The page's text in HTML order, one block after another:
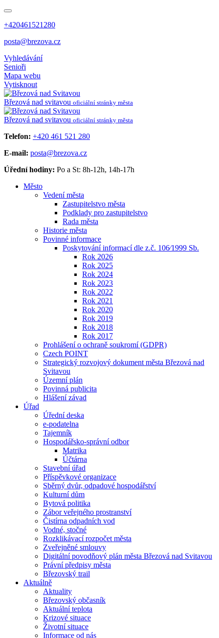
+420461521280
posta@brezova.cz
Vyhledávání
Senioři
Mapa webu
Vytisknout
Březová nad svitavou oficiální stránky města
Březová nad svitavou oficiální stránky města
Telefon: +420 461 521 280
E-mail: posta@brezova.cz
Úřední hodiny: Po a St: 8h-12h, 14h-17h
Město
Vedení města
Zastupitelstvo města
Podklady pro zastupitelstvo
Rada města
Historie města
Povinné informace
Poskytování informací dle z.č. 106⁄1999 Sb.
Rok 2026
Rok 2025
Rok 2024
Rok 2023
Rok 2022
Rok 2021
Rok 2020
Rok 2019
Rok 2018
Rok 2017
Prohlášení o ochraně soukromí (GDPR)
Czech POINT
Strategický rozvojový dokument města Březová nad
Svitavou
Územní plán
Povinná publicita
Hlášení závad
Úřad
Úřední deska
e-podatelna
Tajemník
Hospodářsko-správní odbor
Matrika
Účtárna
Stavební úřad
Příspěvkové organizace
Sběrný dvůr, odpadové hospodářství
Kulturní dům
Bytová politika
Zábor veřejného prostranství
Čistírna odpadních vod
Vodné, stočné
Rozklikávací rozpočet města
Zveřejněné smlouvy
Digitální povodňový plán města Březová nad Svitavou
Právní předpisy města
Březovský trail
Aktuálně
Aktuality
Březovský občasník
Aktuální teplota
Krizové situace
Životní situace
Informace od nás